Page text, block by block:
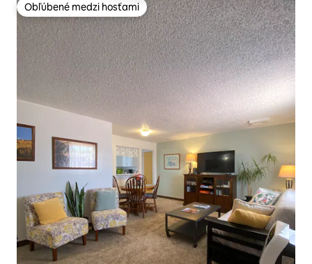
Obľúbené medzi hosťami
Obľúbené medzi hosťami